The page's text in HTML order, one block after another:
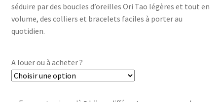
séduire par des boucles d’oreilles Ori Tao légères et tout en
volume, des colliers et bracelets faciles à porter au
quotidien.
A louer ou à acheter ?